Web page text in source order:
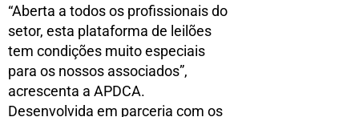
“Aberta a todos os profissionais do
setor, esta plataforma de leilões
tem condições muito especiais
para os nossos associados”,
acrescenta a APDCA.
Desenvolvida em parceria com os